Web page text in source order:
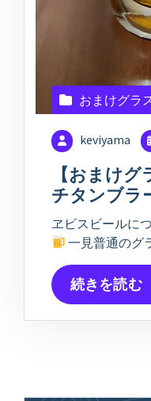
おまけグラ
keviyama
【おまけ
チタンブラ
ヱビスビールに
一見普通のグ
続きを読む